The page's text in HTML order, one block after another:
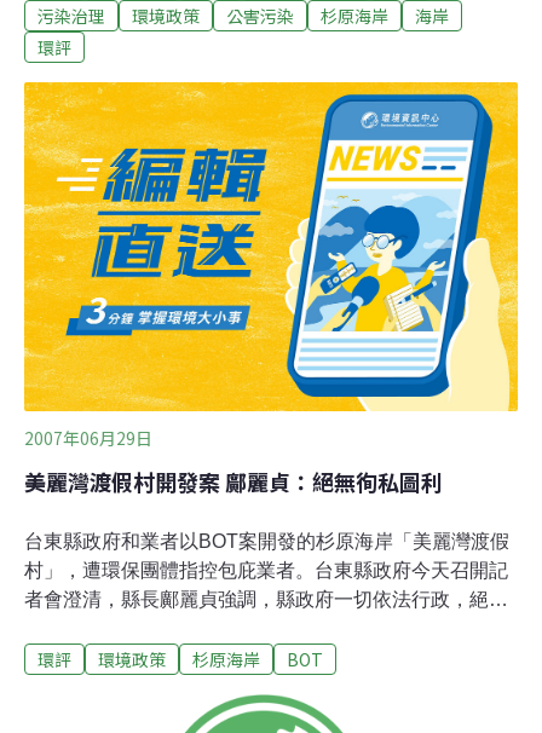
地利益團體批阻礙台東經濟發展，台東環保聯盟秘書林雲
閣表示，經濟發展固然重要，但也不能因此破壞環境，違
法開發。上週由台東工業策進會、台東縣議會、台東休閒
旅遊協會等團體為首，率眾向環保團體表達抗議，批評台
東大學教授劉炯錫與台東環保聯盟秘書林雲閣「假台東
人，假借環保之名，阻礙台東經濟展，應該滾出台東。」
對此抗議事件，林雲閣表示環保與開發兩者並不一定互
斥，他並不否認台東需要經濟，需要投資，人民需要工
作，但是不允許毀掉沙灘、海岸和人們的生活環境，海灘
不是財團的土地，而是每個人的家園，且美麗灣開發案明
顯違法，應該立即拆除。針對「假台東人滾出去」的指
控，
污染治理
環境政策 公害污染 杉原海岸
海岸
環評
2007年06月29日
美麗灣渡假村開發案 鄺麗貞：絕無徇私圖利
台東縣政府和業者以BOT案開發的杉原海岸「美麗灣渡假
村」，遭環保團體指控包庇業者。台東縣政府今天召開記
者會澄清，縣長鄺麗貞強調，縣政府一切依法行政，絕無
幸媛多次指控台東縣政府包庇業者規避環評，且施工破壞
相關人員，引起地方關注。鄺麗貞表示，台東縣政府一切
環評 環境政策 杉原海岸 BOT